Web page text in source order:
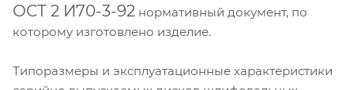
ОСТ 2 И70-3-92 нормативный документ, по
которому изготовлено изделие.
Типоразмеры и эксплуатационные характеристики